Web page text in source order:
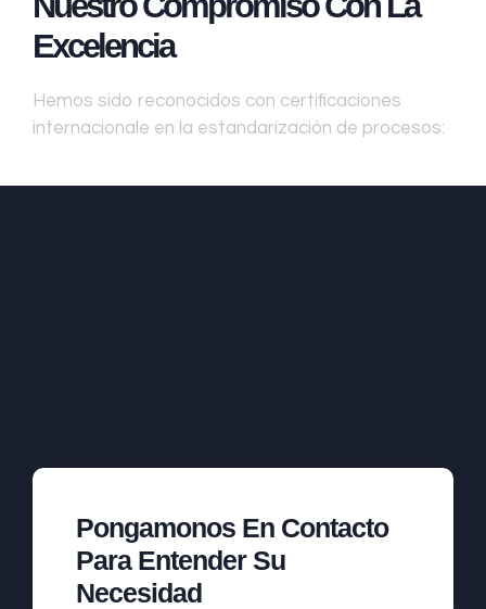
Excelencia
Hemos sido reconocidos con certificaciones
internacionale en la estandarización de procesos:
Pongamonos En Contacto
Para Entender Su
Necesidad